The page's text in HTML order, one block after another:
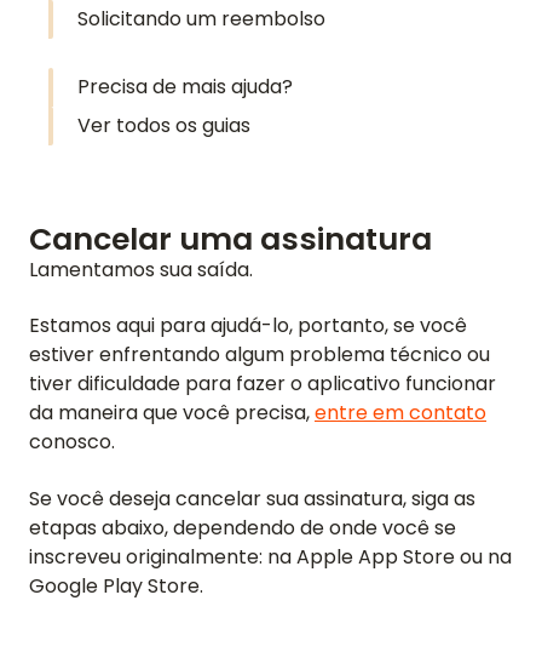
Solicitando um reembolso
Precisa de mais ajuda?
Ver todos os guias
Cancelar uma assinatura
Lamentamos sua saída.
Estamos aqui para ajudá-lo, portanto, se você
estiver enfrentando algum problema técnico ou
tiver dificuldade para fazer o aplicativo funcionar
da maneira que você precisa,entre em contato
conosco.
Se você deseja cancelar sua assinatura, siga as
etapas abaixo, dependendo de onde você se
inscreveu originalmente: na Apple App Store ou na
Google Play Store.